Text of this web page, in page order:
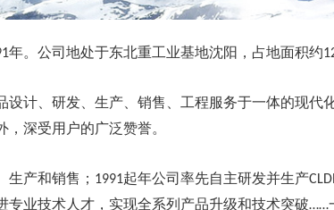
年。公司地处于东北重工业基地沈阳，占地面积约
设计、研发、生产、销售、工程服务于一体的现
，深受用户的广泛赞誉。
产和销售； 1991起年公司率先自主研发并生产
专业技术人才，实现全系列产品升级和技术突破……